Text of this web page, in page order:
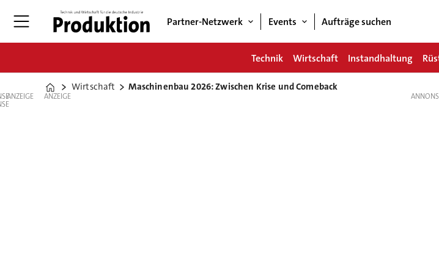
Partner-Netzwerk Events Aufträge suchen
Technik Wirtschaft Instandhaltung
Home
Wirtschaft Maschinenbau 2026: Zwischen Krise und Comeback
ANZEIGE ANZEIGE